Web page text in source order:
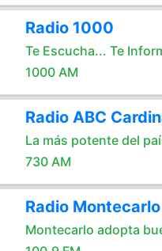
Radio 1000
Te Escucha... Te
1000 AM
Radio ABC
La más potente del
730 AM
Radio Montecarlo
Montecarlo adopta